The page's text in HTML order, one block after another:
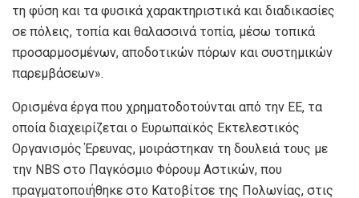
τη φύση και τα φυσικά χαρακτηριστικά και διαδικασίες
σε πόλεις, τοπία και θαλασσινά τοπία, μέσω τοπικά
προσαρμοσμένων, αποδοτικών πόρων και συστημικών
παρεμβάσεων».
Ορισμένα έργα που χρηματοδοτούνται από την ΕΕ, τα
οποία διαχειρίζεται ο Ευρωπαϊκός Εκτελεστικός
Οργανισμός Έρευνας, μοιράστηκαν τη δουλειά τους με
την NBS στο Παγκόσμιο Φόρουμ Αστικών, που
πραγματοποιήθηκε στο Κατοβίτσε της Πολωνίας, στις